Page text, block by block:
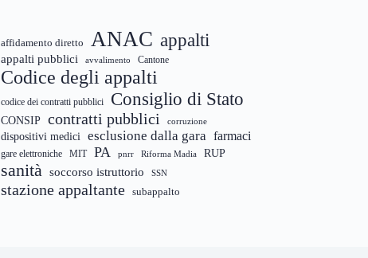
affidamento diretto ANAC appalti
appalti pubblici avvalimento Cantone
Codice degli appalti
codice dei contratti pubblici Consiglio di Stato
CONSIP contratti pubblici corruzione
dispositivi medici esclusione dalla gara farmaci
gare elettroniche MIT PA pnrr Riforma Madia RUP
sanità soccorso istruttorio SSN
stazione appaltante subappalto